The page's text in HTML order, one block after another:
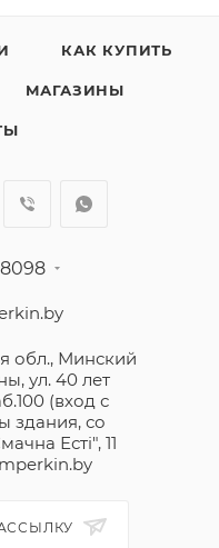
КАК КУПИТЬ
МАГАЗИНЫ
обл., Минский
ул. 40 лет
(вход с
здания, со
Естi", 11